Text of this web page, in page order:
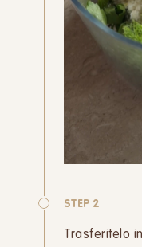
STEP 2
Trasferitelo